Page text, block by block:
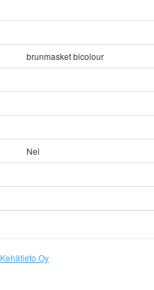
brunmasket bicolour
Nei
Kehätieto Oy